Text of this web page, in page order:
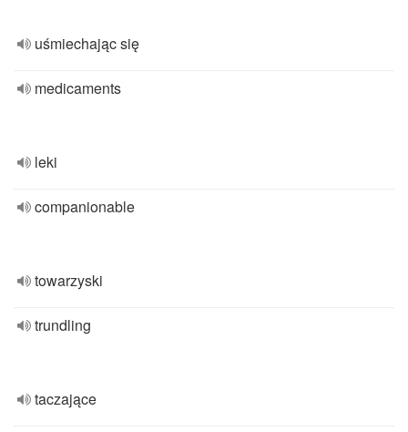
uśmiechając się
medicaments
leki
companionable
towarzyski
trundling
taczające